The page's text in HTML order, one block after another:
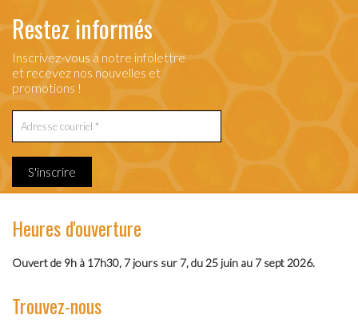
Restez informés
Inscrivez-vous à notre infolettre
et recevez nos nouvelles et
promotions !
S'inscrire
Heures d'ouverture
Ouvert de 9h à 17h30, 7 jours sur 7, du 25 juin au 7 sept 2026.
Trouvez-nous